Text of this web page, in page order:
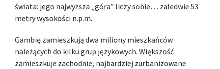
świata: jego najwyższa „góra” liczy sobie… zaledwie 53
metry wysokości n.p.m.
Gambię zamieszkują dwa miliony mieszkańców
należących do kilku grup językowych. Większość
zamieszkuje zachodnie, najbardziej zurbanizowane